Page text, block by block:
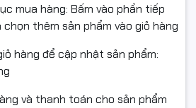
mua hàng: Bấm vào phần tiếp
thêm sản phẩm vào giỏ hàng
hàng để cập nhật sản phẩm:
và thanh toán cho sản phẩm